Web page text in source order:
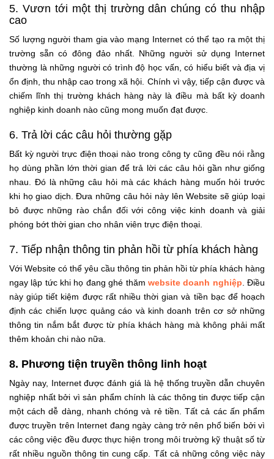
5. Vươn tới một thị trường dân chúng có thu nhập
cao
Số lượng người tham gia vào mạng Internet có thể tạo ra một thị
trường sẵn có đông đảo nhất. Những người sử dụng Internet
thường là những người có trình độ học vấn, có hiểu biết và địa vị
ổn định, thu nhập cao trong xã hội. Chính vì vậy, tiếp cận được và
chiếm lĩnh thị trường khách hàng này là điều mà bất kỳ doanh
nghiệp kinh doanh nào cũng mong muốn đạt được.
6. Trả lời các câu hỏi thường gặp
Bất kỳ người trực điện thoại nào trong công ty cũng đều nói rằng
họ dùng phần lớn thời gian để trả lời các câu hỏi gần như giống
nhau. Đó là những câu hỏi mà các khách hàng muốn hỏi trước
khi họ giao dịch. Đưa những câu hỏi này lên Website sẽ giúp loại
bỏ được những rào chắn đối với công việc kinh doanh và giải
phóng bớt thời gian cho nhân viên trực điện thoại.
7. Tiếp nhận thông tin phản hồi từ phía khách hàng
Với Website có thể yêu cầu thông tin phản hồi từ phía khách hàng
ngay lập tức khi họ đang ghé thăm website doanh nghiệp . Điều
này giúp tiết kiệm được rất nhiều thời gian và tiền bạc để hoạch
định các chiến lược quảng cáo và kinh doanh trên cơ sở những
thông tin nắm bắt được từ phía khách hàng mà không phải mất
thêm khoản chi nào nữa.
8. Phương tiện truyền thông linh hoạt
Ngày nay, Internet được đánh giá là hệ thống truyền dẫn chuyên
nghiệp nhất bởi vì sản phẩm chính là các thông tin được tiếp cận
một cách dễ dàng, nhanh chóng và rẻ tiền. Tất cả các ấn phẩm
được truyền trên Internet đang ngày càng trở nên phổ biến bởi vì
các công việc đều được thực hiện trong môi trường kỹ thuật số từ
rất nhiều nguồn thông tin cung cấp. Tất cả những công việc này